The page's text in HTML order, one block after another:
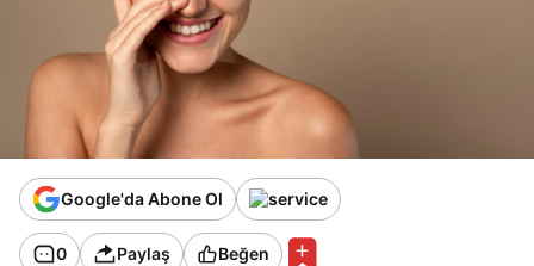
Google'da Abone Ol
0 Paylaş Beğen